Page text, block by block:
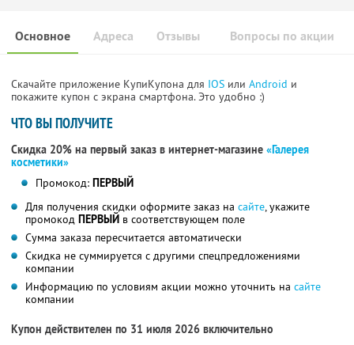
Основное Отзывы Вопросы по акции
Адреса
Скачайте приложение КупиКупона для IOS или Android и
покажите купон с экрана смартфона. Это удобно :)
ЧТО ВЫ ПОЛУЧИТЕ
Скидка 20% на первый заказ в интернет-магазине «Галерея
косметики»
Промокод: ПЕРВЫЙ
Для получения скидки оформите заказ на сайте, укажите
промокод ПЕРВЫЙ в соответствующем поле
Сумма заказа пересчитается автоматически
Скидка не суммируется с другими спецпредложениями
компании
Информацию по условиям акции можно уточнить на сайте
компании
Купон действителен по 31 июля 2026 включительно